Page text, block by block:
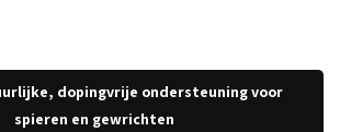
dopingvrije ondersteuning voor
spieren en gewrichten